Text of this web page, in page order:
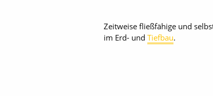
Zeitweise fließfähige und
im Erd- und Tiefbau.